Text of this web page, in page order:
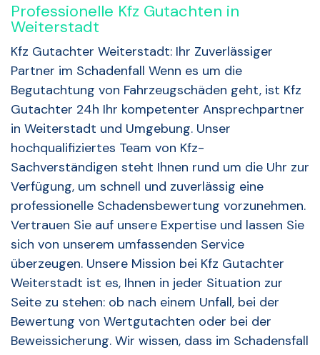
Professionelle Kfz Gutachten in
Weiterstadt
Kfz Gutachter Weiterstadt: Ihr Zuverlässiger
Partner im Schadenfall Wenn es um die
Begutachtung von Fahrzeugschäden geht, ist Kfz
Gutachter 24h Ihr kompetenter Ansprechpartner
in Weiterstadt und Umgebung. Unser
hochqualifiziertes Team von Kfz-
Sachverständigen steht Ihnen rund um die Uhr zur
Verfügung, um schnell und zuverlässig eine
professionelle Schadensbewertung vorzunehmen.
Vertrauen Sie auf unsere Expertise und lassen Sie
sich von unserem umfassenden Service
überzeugen. Unsere Mission bei Kfz Gutachter
Weiterstadt ist es, Ihnen in jeder Situation zur
Seite zu stehen: ob nach einem Unfall, bei der
Bewertung von Wertgutachten oder bei der
Beweissicherung. Wir wissen, dass im Schadensfall